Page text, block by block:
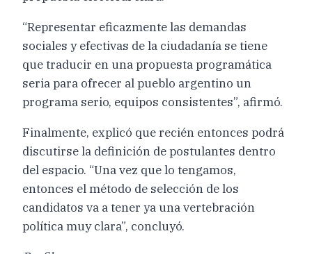
“Representar eficazmente las demandas
sociales y efectivas de la ciudadanía se tiene
que traducir en una propuesta programática
seria para ofrecer al pueblo argentino un
programa serio, equipos consistentes”, afirmó.
Finalmente, explicó que recién entonces podrá
discutirse la definición de postulantes dentro
del espacio. “Una vez que lo tengamos,
entonces el método de selección de los
candidatos va a tener ya una vertebración
política muy clara”, concluyó.